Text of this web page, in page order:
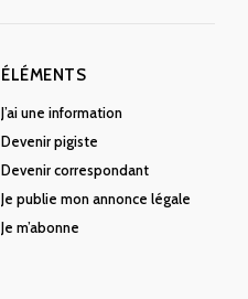
ÉLÉMENTS
J’ai une information
Devenir pigiste
Devenir correspondant
Je publie mon annonce légale
Je m’abonne